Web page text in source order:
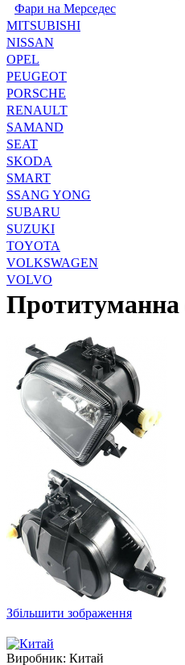
Фари на Мерседес
MITSUBISHI
NISSAN
OPEL
PEUGEOT
PORSCHE
RENAULT
SAMAND
SEAT
SKODA
SMART
SSANG YONG
SUBARU
SUZUKI
TOYOTA
VOLKSWAGEN
VOLVO
Протитуманна
Збільшити зображення
Виробник: Китай